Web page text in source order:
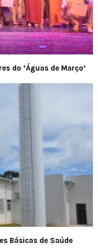
do ‘Águas de Março’
Básicas de Saúde